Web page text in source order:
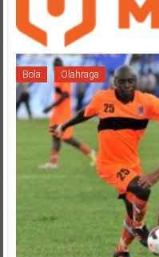
Bola Olahraga